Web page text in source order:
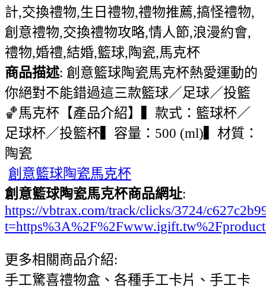
計,交換禮物,生日禮物,禮物推薦,搞怪禮物,
創意禮物,交換禮物攻略,情人節,浪漫約會,
禮物,婚禮,結婚,籃球,陶瓷,馬克杯
商品描述: 創意籃球陶瓷馬克杯熱愛運動的
你絕對不能錯過這三款籃球／足球／投籃
🏀馬克杯【產品介紹】▍款式：籃球杯／
足球杯／投籃杯▍容量：500 (ml)▍材質：
陶瓷
創意籃球陶瓷馬克杯
創意籃球陶瓷馬克杯商品網址:
https://vbtrax.com/track/clicks/3724/
更多相關商品介紹:
手工驚喜禮物盒、各種手工卡片、手工卡